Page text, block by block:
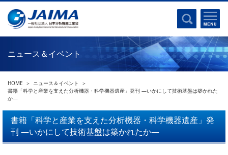
事業計画書
沿革
関連リンク
主な活動
分析機器・科学機器遺産認定
はじめに
電磁波(光)
クロマトグラフ
質量分析
電子顕微鏡
熱分析
電気化学
磁気共鳴
ニュース＆イベント
HOME
ニュース＆イベント
書籍「科学と産業を支えた分析機器・科学機器遺産」発刊 ―いかにして技術基盤は築かれた
か―
書籍「科学と産業を支えた分析機器・科学機器遺産」発
刊 ―いかにして技術基盤は築かれたか―